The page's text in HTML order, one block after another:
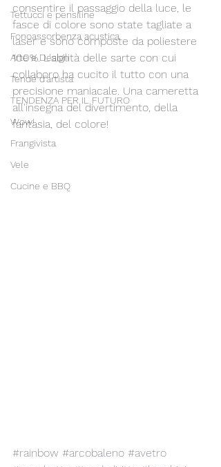
Tettucci e pensiline
Fonoassorbenza acustica
Arte e Design
Tende d'artista
TENDENZA PER IL FUTURO
Wow!
Frangivista
Vele
Cucine e BBQ
consentire il passaggio della luce, le
fasce di colore sono state tagliate a
laser e sono composte da poliestere
100%. L'abilità delle sarte con cui
collaboro ha cucito il tutto con una
precisione maniacale. Una cameretta
all'insegna del divertimento, della
fantasia, del colore!
#rainbow #arcobaleno #avetro